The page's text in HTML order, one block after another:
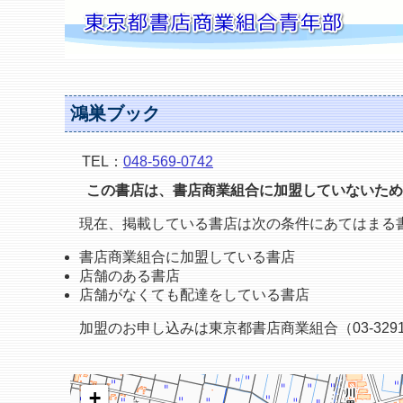
鴻巣ブック
TEL： 048-569-0742
この書店は、書店商業組合に加盟していないた
現在、掲載している書店は次の条件にあてはまる
書店商業組合に加盟している書店
店舗のある書店
店舗がなくても配達をしている書店
加盟のお申し込みは東京都書店商業組合（03-
+